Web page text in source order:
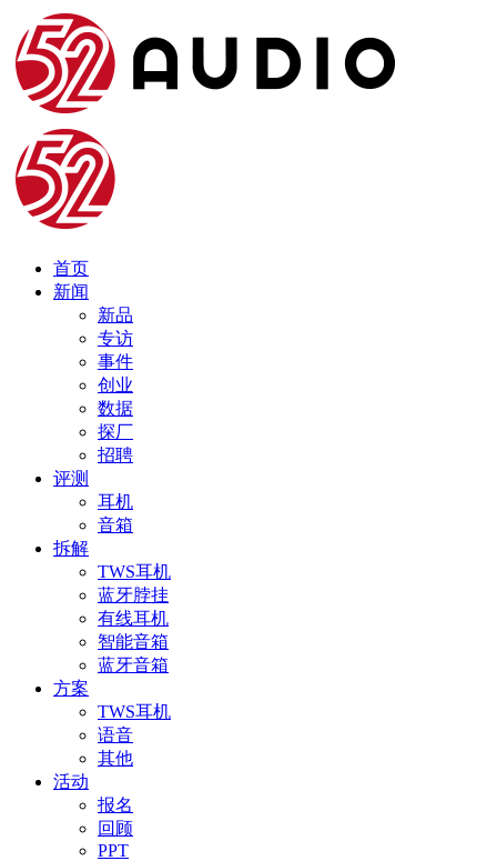
首页
新闻
新品
专访
事件
创业
数据
探厂
招聘
评测
耳机
音箱
拆解
TWS耳机
蓝牙脖挂
有线耳机
智能音箱
蓝牙音箱
方案
TWS耳机
语音
其他
活动
报名
回顾
PPT